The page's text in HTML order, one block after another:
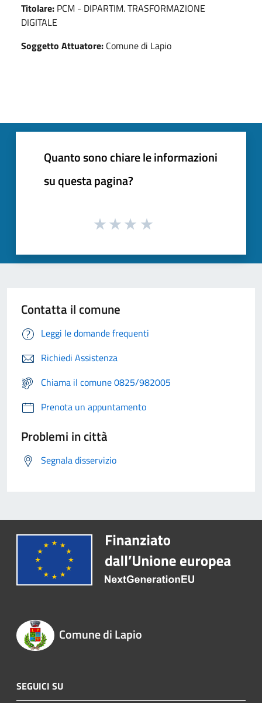
Titolare: PCM - DIPARTIM. TRASFORMAZIONE
DIGITALE
Soggetto Attuatore: Comune di Lapio
Quanto sono chiare le informazioni
su questa pagina?
Contatta il comune
Leggi le domande frequenti
Richiedi Assistenza
Chiama il comune 0825/982005
Prenota un appuntamento
Problemi in città
Segnala disservizio
Comune di Lapio
SEGUICI SU